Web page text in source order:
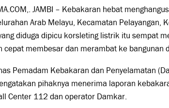
JAMBI – Kebakaran hebat
Arab Melayu, Kecamatan Pelayangan,
diduga dipicu korsleting listrik itu sempat
cepat membesar dan merambat ke bangunan
Pemadam Kebakaran dan Penyelamatan
pihaknya menerima laporan
Center 112 dan operator Damkar.